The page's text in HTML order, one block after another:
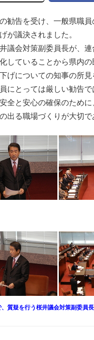
勧告を受け、一般県職
が議決されました。
議会対策副委員長が、
していることから県内
げについての知事の所見
にとっては厳しい勧告
全と安心の確保のため
出る職場づくりが大切
質疑を行う桜井議会対策副委員